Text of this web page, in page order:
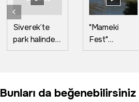
Siverek’te
park halindeki
araca çarpan
"Mameki
Fest"
Tunceli'de
Bunları da beğenebilirsiniz